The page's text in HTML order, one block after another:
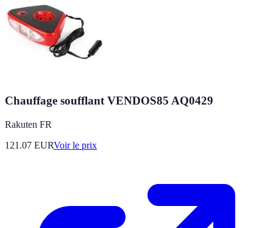
Chauffage soufflant VENDOS85 AQ0429
Rakuten FR
121.07 EURVoir le prix